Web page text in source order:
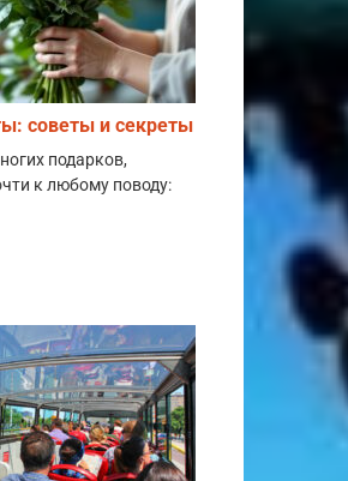
советы и секреты
подарков,
к любому поводу: